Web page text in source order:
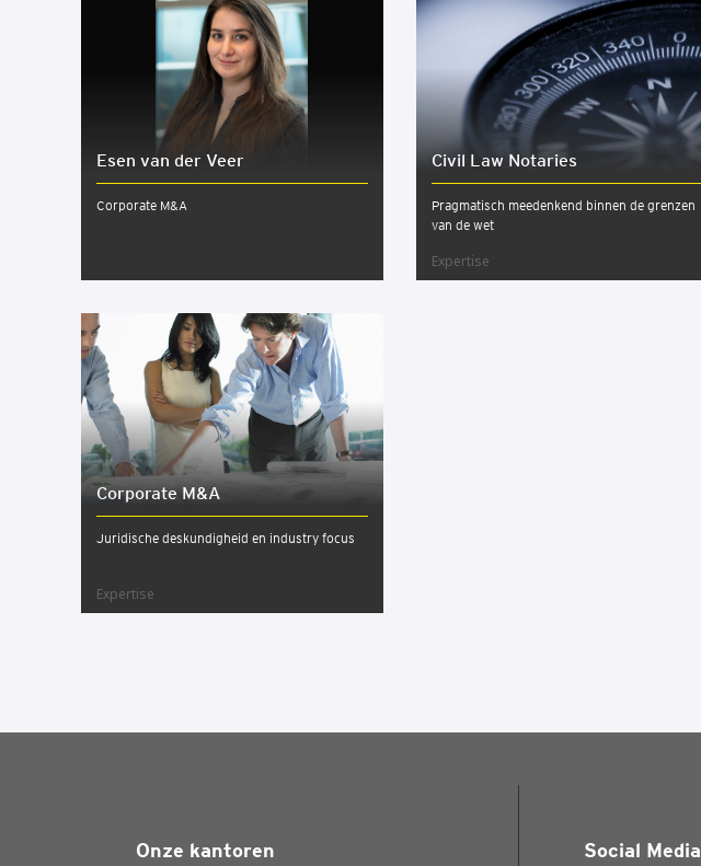
Esen van der Veer
Corporate M&A
Civil Law Nota­ries
Pragmatisch meedenkend binnen de grenzen
van de wet
Expertise
Cor­po­ra­te M&A
Juridische deskundigheid en industry focus
Expertise
Onze kantoren Social Media